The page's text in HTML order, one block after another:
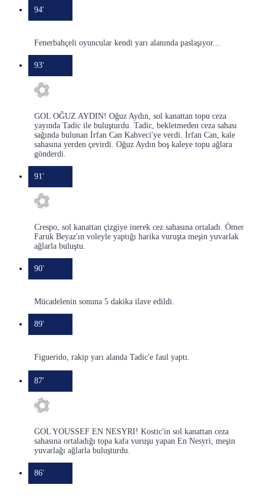
94'
Fenerbahçeli oyuncular kendi yarı alanında paslaşıyor...
93'
GOL OĞUZ AYDIN! Oğuz Aydın, sol kanattan topu ceza
yayında Tadic ile buluşturdu. Tadic, bekletmeden ceza sahası
sağında bulunan İrfan Can Kahveci'ye verdi. İrfan Can, kale
sahasına yerden çevirdi. Oğuz Aydın boş kaleye topu ağlara
gönderdi.
91'
Crespo, sol kanattan çizgiye inerek cez sahasına ortaladı. Ömer
Faruk Beyaz'ın voleyle yaptığı harika vuruşta meşin yuvarlak
ağlarla buluştu.
90'
Mücadelenin sonuna 5 dakika ilave edildi.
89'
Figuerido, rakip yarı alanda Tadic'e faul yaptı.
87'
GOL YOUSSEF EN NESYRI! Kostic'in sol kanattan ceza
sahasına ortaladığı topa kafa vuruşu yapan En Nesyri, meşin
yuvarlağı ağlarla buluşturdu.
86'